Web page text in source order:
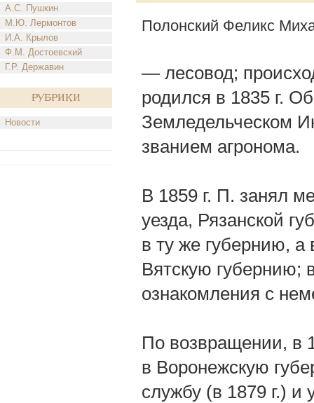
А.С. Пушкин
М.Ю. Лермонтов
И.А. Крылов
Ф.М. Достоевский
Г.Р. Державин
Рубрики
Новости
Полонский Феликс
— лесовод;
родился в 1835 г.
Земледельческом
званием агронома.
В 1859 г. П. занял
уезда, Рязанской
в ту же губернию, а
Вятскую губернию;
ознакомления с
По возвращении, в
в Воронежскую
службу (в 1879 г.) и